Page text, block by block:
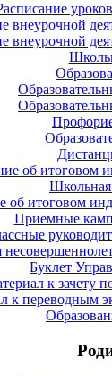
внеурочной
внеурочной
об итоговом
об итоговом
Приемные
Буклет
к зачету
к переводным